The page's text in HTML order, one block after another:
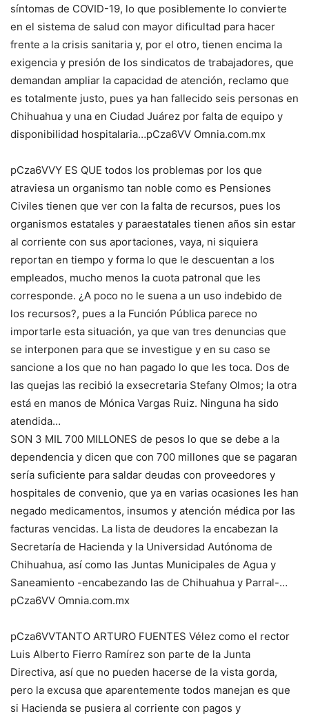
síntomas de COVID-19, lo que posiblemente lo convierte
en el sistema de salud con mayor dificultad para hacer
frente a la crisis sanitaria y, por el otro, tienen encima la
exigencia y presión de los sindicatos de trabajadores, que
demandan ampliar la capacidad de atención, reclamo que
es totalmente justo, pues ya han fallecido seis personas en
Chihuahua y una en Ciudad Juárez por falta de equipo y
disponibilidad hospitalaria…pCza6VV Omnia.com.mx
pCza6VVY ES QUE todos los problemas por los que
atraviesa un organismo tan noble como es Pensiones
Civiles tienen que ver con la falta de recursos, pues los
organismos estatales y paraestatales tienen años sin estar
al corriente con sus aportaciones, vaya, ni siquiera
reportan en tiempo y forma lo que le descuentan a los
empleados, mucho menos la cuota patronal que les
corresponde. ¿A poco no le suena a un uso indebido de
los recursos?, pues a la Función Pública parece no
importarle esta situación, ya que van tres denuncias que
se interponen para que se investigue y en su caso se
sancione a los que no han pagado lo que les toca. Dos de
las quejas las recibió la exsecretaria Stefany Olmos; la otra
está en manos de Mónica Vargas Ruiz. Ninguna ha sido
atendida…
SON 3 MIL 700 MILLONES de pesos lo que se debe a la
dependencia y dicen que con 700 millones que se pagaran
sería suficiente para saldar deudas con proveedores y
hospitales de convenio, que ya en varias ocasiones les han
negado medicamentos, insumos y atención médica por las
facturas vencidas. La lista de deudores la encabezan la
Secretaría de Hacienda y la Universidad Autónoma de
Chihuahua, así como las Juntas Municipales de Agua y
Saneamiento -encabezando las de Chihuahua y Parral-…
pCza6VV Omnia.com.mx
pCza6VVTANTO ARTURO FUENTES Vélez como el rector
Luis Alberto Fierro Ramírez son parte de la Junta
Directiva, así que no pueden hacerse de la vista gorda,
pero la excusa que aparentemente todos manejan es que
si Hacienda se pusiera al corriente con pagos y